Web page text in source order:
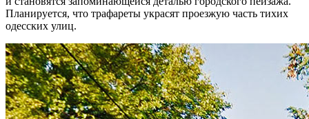
Планируется, что трафареты украсят проезжую часть тихих
одесских улиц.